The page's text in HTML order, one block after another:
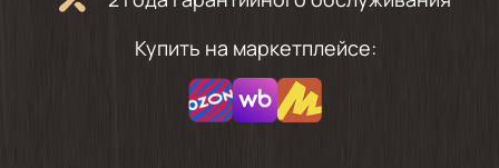
Купить на маркетплейсе: